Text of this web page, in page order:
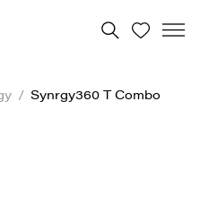
/ Synrgy360 T Combo